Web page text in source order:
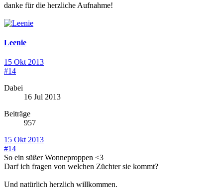
danke für die herzliche Aufnahme!
Leenie
15 Okt 2013
#14
Dabei
16 Jul 2013
Beiträge
957
15 Okt 2013
#14
So ein süßer Wonneproppen <3
Darf ich fragen von welchen Züchter sie kommt?
Und natürlich herzlich willkommen.